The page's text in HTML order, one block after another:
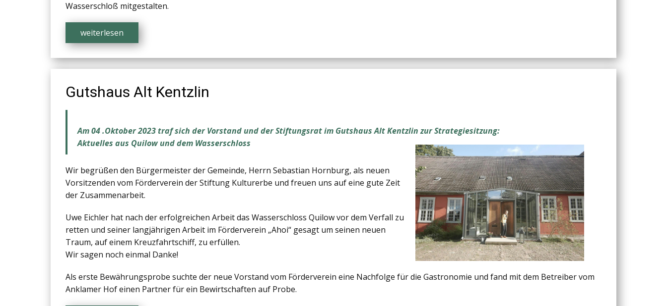
Wasserschloß mitgestalten.
weiterlesen
Gutshaus Alt Kentzlin
Am 04 .Oktober 2023 traf sich der Vorstand und der Stiftungsrat im Gutshaus Alt Kentzlin zur Strategiesitzung:
Aktuelles aus Quilow und dem Wasserschloss
Wir begrüßen den Bürgermeister der Gemeinde, Herrn Sebastian Hornburg, als neuen
Vorsitzenden vom Förderverein der Stiftung Kulturerbe und freuen uns auf eine gute Zeit
der Zusammenarbeit.
Uwe Eichler hat nach der erfolgreichen Arbeit das Wasserschloss Quilow vor dem Verfall zu
retten und seiner langjährigen Arbeit im Förderverein „Ahoi“ gesagt um seinen neuen
Traum, auf einem Kreuzfahrtschiff, zu erfüllen.
Wir sagen noch einmal Danke!
Als erste Bewährungsprobe suchte der neue Vorstand vom Förderverein eine Nachfolge für die Gastronomie und fand mit dem Betreiber vom
Anklamer Hof einen Partner für ein Bewirtschaften auf Probe.